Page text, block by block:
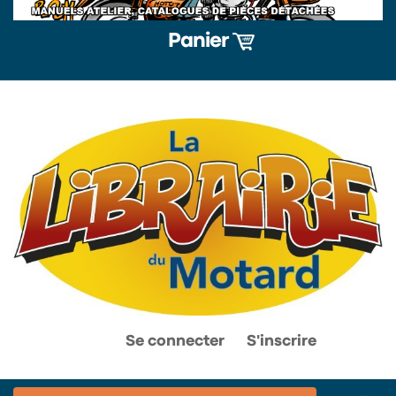
Panier
Se connecter S'inscrire